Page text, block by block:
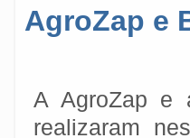
AgroZap e
A AgroZap e
realizaram